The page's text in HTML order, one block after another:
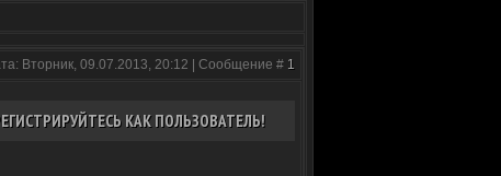
Вторник, 09.07.2013, 20:12 | Сообщение # 1
КАК ПОЛЬЗОВАТЕЛЬ!